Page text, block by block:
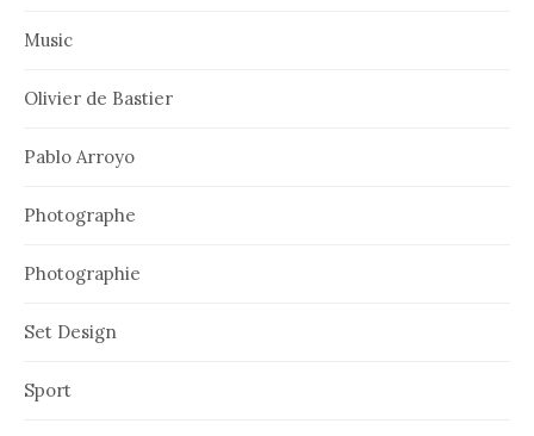
Music
Olivier de Bastier
Pablo Arroyo
Photographe
Photographie
Set Design
Sport